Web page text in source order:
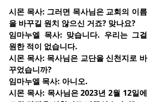
시몬 목사: 그러면 목사님은 교회의 이름
을 바꾸길 원치 않으신 거죠? 맞나요?
임마누엘 목사: 맞습니다. 우리는 그걸
원한 적이 없습니다.
시몬 목사: 목사님은 교단을 신천지로 바
꾸었습니까?
임마누엘 목사: 아니오.
시몬 목사: 목사님은 2023년 2월 12일에